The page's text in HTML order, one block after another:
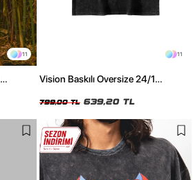
11 11
Vision Baskılı Oversize 24/1
799,00 TL 639,20 TL